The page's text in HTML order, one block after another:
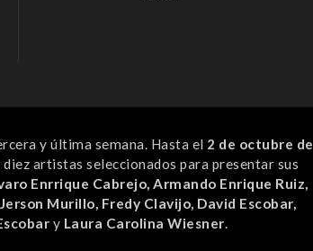
y última semana. Hasta el 2 de octubre de
artistas seleccionados para presentar sus
Enrrique Cabrejo, Armando Enrique Ruiz,
Murillo, Fredy Clavijo, David Escobar,
y Laura Carolina Wiesner